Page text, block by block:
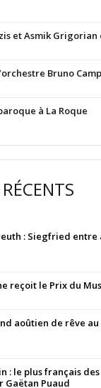
et Asmik
Bruno
à La Roque
: Siegfried
reçoit le Prix du
aoûtien de rêve au
: le plus français
Gaëtan Puaud